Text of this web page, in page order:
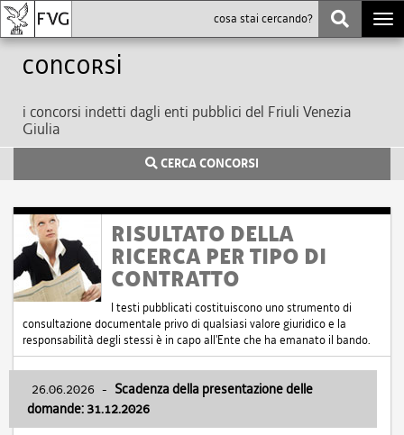
Concorsi
i concorsi indetti dagli enti pubblici del Friuli Venezia
Giulia
CERCA CONCORSI
RISULTATO DELLA
RICERCA PER TIPO DI
CONTRATTO
I testi pubblicati costituiscono uno strumento di
consultazione documentale privo di qualsiasi valore giuridico e la
responsabilità degli stessi è in capo all'Ente che ha emanato il bando.
26.06.2026 - Scadenza della presentazione delle
domande: 31.12.2026